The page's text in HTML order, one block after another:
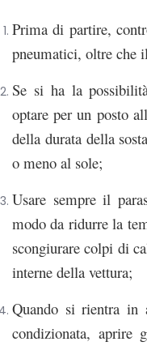
Prima di partire,
pneumatici, oltre
Se si ha la
optare per un posto
della durata della
o meno al sole;
Usare sempre il
modo da ridurre la
scongiurare colpi di
interne della vettura;
Quando si rientra in
condizionata,